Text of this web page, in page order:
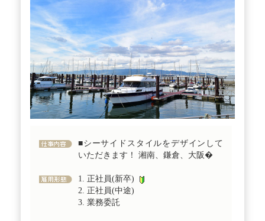
■シーサイドスタイルをデザインして
いただきます！ 湘南、鎌倉、大阪�
1. 正社員(新卒)
2. 正社員(中途)
3. 業務委託